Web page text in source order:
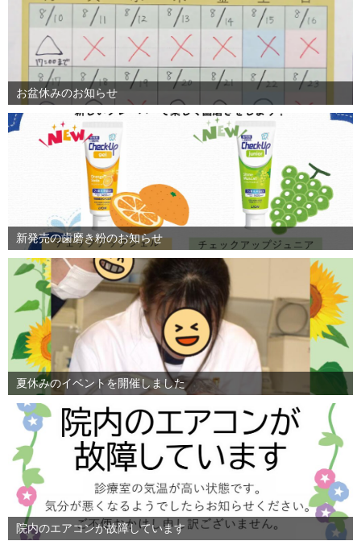
お盆休みのお知らせ
新発売の歯磨き粉のお知らせ
夏休みのイベントを開催しました
院内のエアコンが故障しています